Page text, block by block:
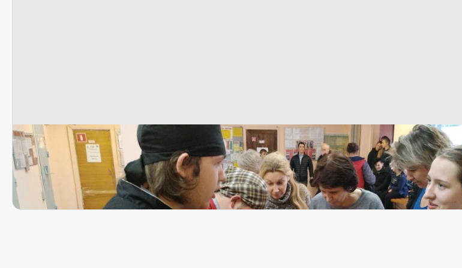
Очень вкусная профессия
В АКТП прошла неделя специальности «Повар, кондитер»
23 октября 2018, 14:23